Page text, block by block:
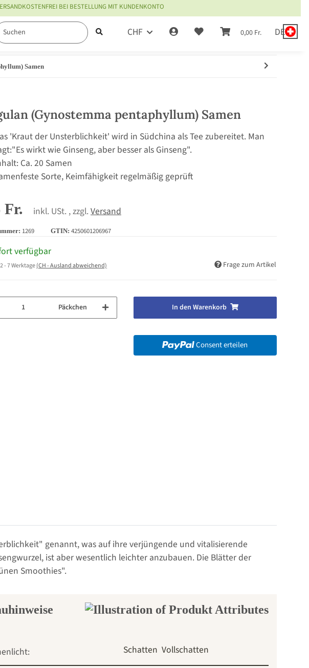
BEI BESTELLUNG MIT KUNDENKONTO
CHF 0,00 Fr. DE
Service
Samen
(Gynostemma pentaphyllum) Samen
'Kraut der Unsterblichkeit' wird in Südchina als Tee zubereitet. Man
wirkt wie Ginseng, aber besser als Ginseng".
Ca. 20 Samen
Sorte, Keimfähigkeit regelmäßig geprüft
Fr. inkl. USt. , zzgl. Versand
1269 GTIN: 4250601206967
verfügbar
2 - 7 Werktage(CH - Ausland abweichend) Frage zum Artikel
Päckchen In den Warenkorb
Consent erteilen
genannt, was auf ihre verjüngende und vitalisierende
ist aber wesentlich leichter anzubauen. Die Blätter der
Smoothies".
Schatten Vollschatten